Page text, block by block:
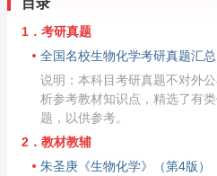
1．考研真题
全国名校生物化学考研真题汇总
说明：本科目考研真题不对外
析参考教材知识点，精选了有
题，以供参考。
2．教材教辅
朱圣庚《生物化学》（第4版）